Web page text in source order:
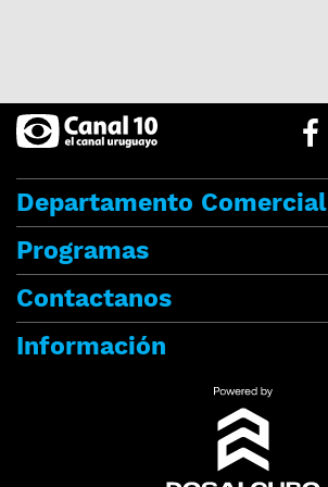
Departamento Comercial
Programas
Contactanos
Información